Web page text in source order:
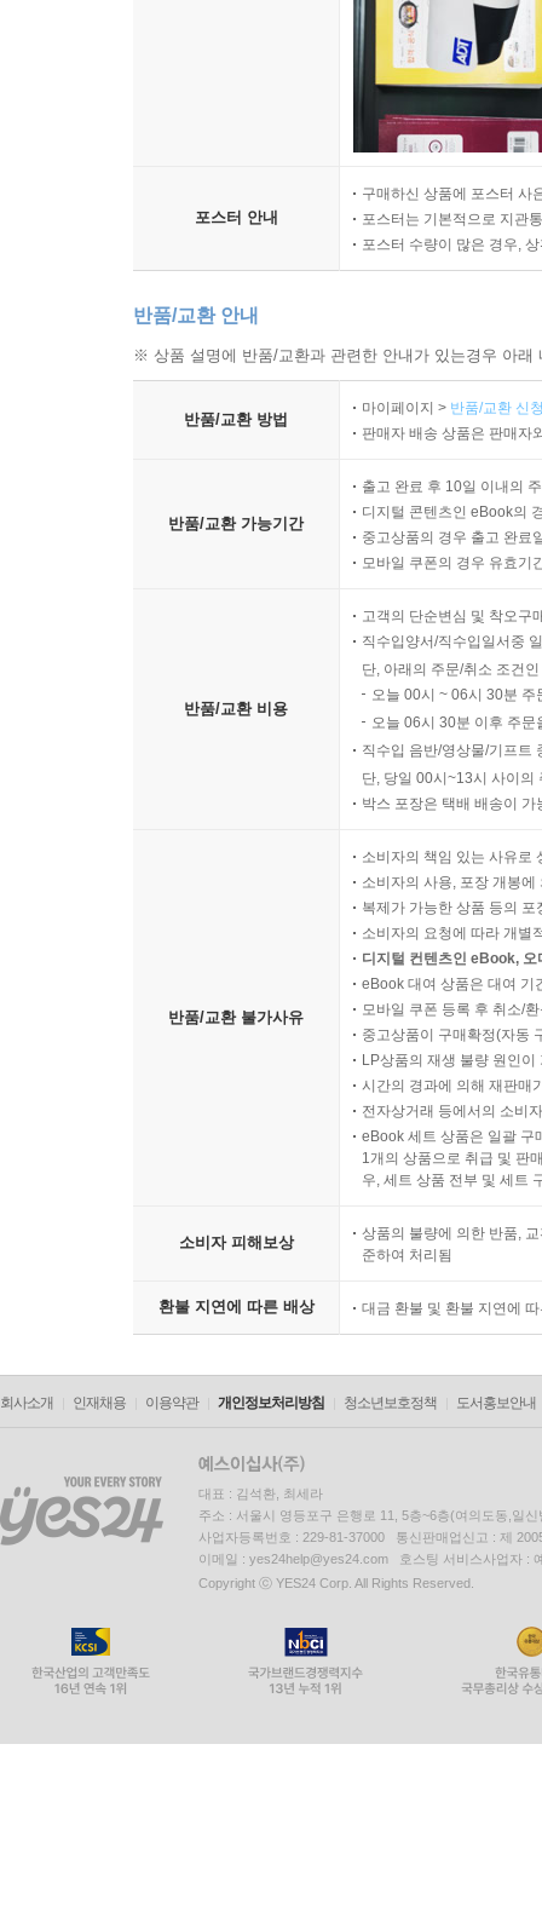
포스터 안내
구매하신 상품에 포스터 사
포스터는 기본적으로 지관
포스터 수량이 많은 경우,
반품/교환 안내
※ 상품 설명에 반품/교환과 관련한 안내가 있는경우 아
반품/교환 방법
마이페이지 > 반품/교환 신
판매자 배송 상품은 판매자
반품/교환 가능기간
출고 완료 후 10일 이내의
디지털 콘텐츠인 eBook의
중고상품의 경우 출고 완료
모바일 쿠폰의 경우 유효기
반품/교환 비용
고객의 단순변심 및 착오구
직수입양서/직수입일서중
단, 아래의 주문/취소 조건
오늘 00시 ~ 06시 30분
오늘 06시 30분 이후 주
직수입 음반/영상물/기프트
단, 당일 00시~13시 사이의
박스 포장은 택배 배송이
반품/교환 불가사유
소비자의 책임 있는 사유로
소비자의 사용, 포장 개봉
복제가 가능한 상품 등의
소비자의 요청에 따라 개별
디지털 컨텐츠인 eBook,
eBook 대여 상품은 대여 기
모바일 쿠폰 등록 후 취소/
중고상품이 구매확정(자동
LP상품의 재생 불량 원인
시간의 경과에 의해 재판매
전자상거래 등에서의 소비
eBook 세트 상품은 일괄 구
1개의 상품으로 취급 및 판
우, 세트 상품 전부 및 세트
소비자 피해보상
상품의 불량에 의한 반품,
준하여 처리됨
환불 지연에 따른 배상 대금 환불 및 환불 지연에
회사소개 인재채용 이용약관 개인정보처리방침 청소년보호정책 도서홍보안내
대표 : 김석환, 최세라
주소 : 서울시 영등포구 은행로 11, 5층~6층(여의도동,일신
사업자등록번호 : 229-81-37000 통신판매업신고 : 제
이메일 : yes24help@yes24.com 호스팅 서비스사업자 :
Copyright ⓒ YES24 Corp. All Rights Reserved.